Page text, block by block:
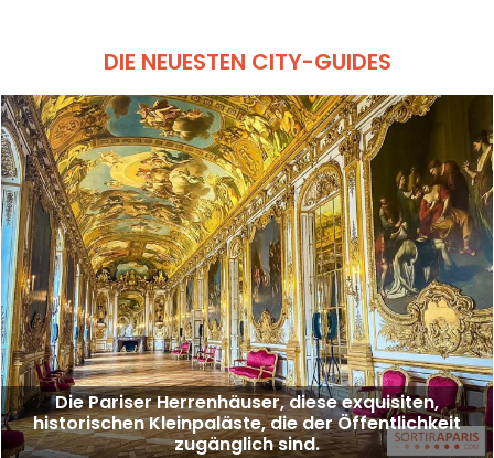
DIE NEUESTEN CITY-GUIDES
Die Pariser Herrenhäuser, diese exquisiten,
historischen Kleinpaläste, die der Öffentlichkeit
zugänglich sind.